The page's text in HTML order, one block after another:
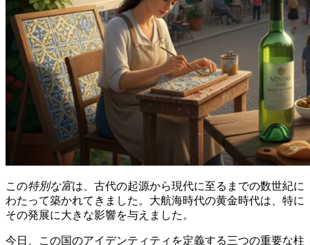
この特別な富は、古代の起源から現代に至るまでの数世紀に
わたって築かれてきました。大航海時代の黄金時代は、特に
その発展に大きな影響を与えました。
今日、この国のアイデンティティを定義する三つの重要な柱